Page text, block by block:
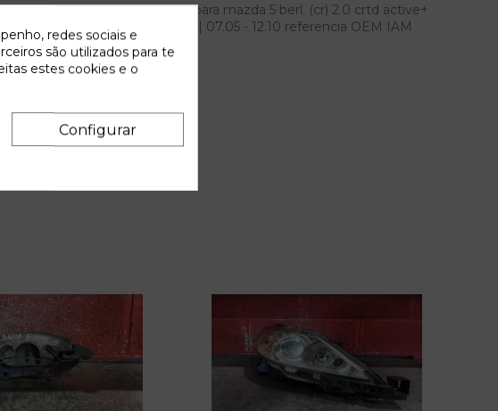
freno delantera izquierda para mazda 5 berl. (cr) 2.0 crtd active+
- 12.10 2.0 crtd active+ (105kw) | 07.05 - 12.10 referencia OEM IAM
redes sociais e
são utilizados para te
estes cookies e o
Configurar